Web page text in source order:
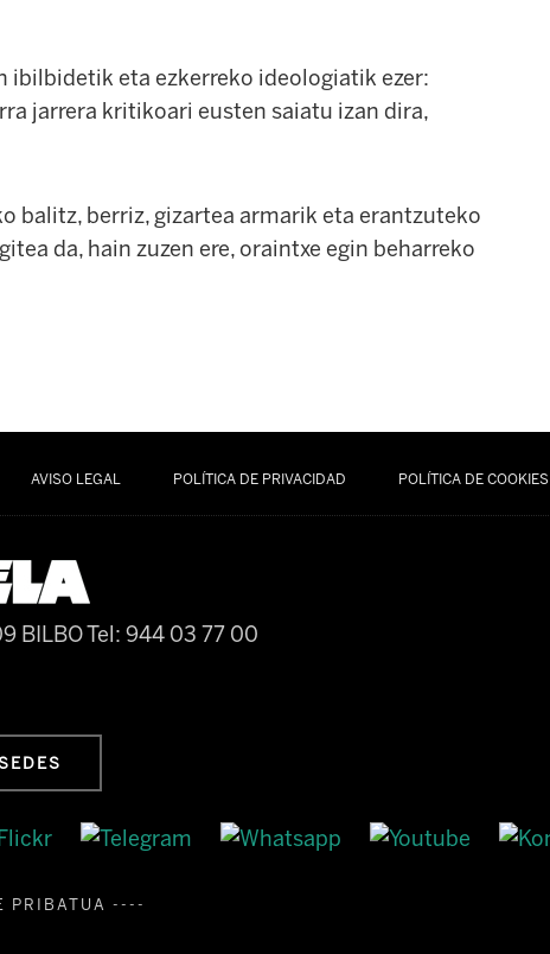
ibilbidetik eta ezkerreko ideologiatik ezer:
jarrera kritikoari eusten saiatu izan dira,
balitz, berriz, gizartea armarik eta erantzuteko
da, hain zuzen ere, oraintxe egin beharreko
AVISO LEGAL POLÍTICA DE PRIVACIDAD POLÍTICA DE COOKIES
BILBOTel: 944 03 77 00
PRIBATUA ----